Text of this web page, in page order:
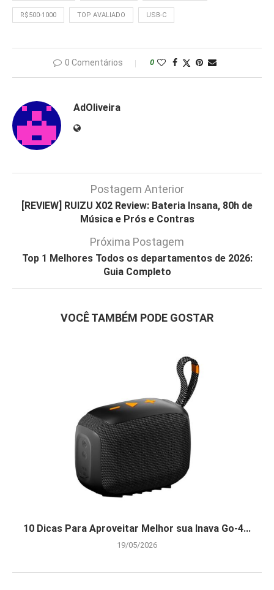
R$500-1000 TOP AVALIADO USB-C
0 Comentários 0
AdOliveira
Postagem Anterior
[REVIEW] RUIZU X02 Review: Bateria Insana, 80h de
Música e Prós e Contras
Próxima Postagem
Top 1 Melhores Todos os departamentos de 2026:
Guia Completo
VOCÊ TAMBÉM PODE GOSTAR
10 Dicas Para Aproveitar Melhor sua Inava Go-4...
19/05/2026